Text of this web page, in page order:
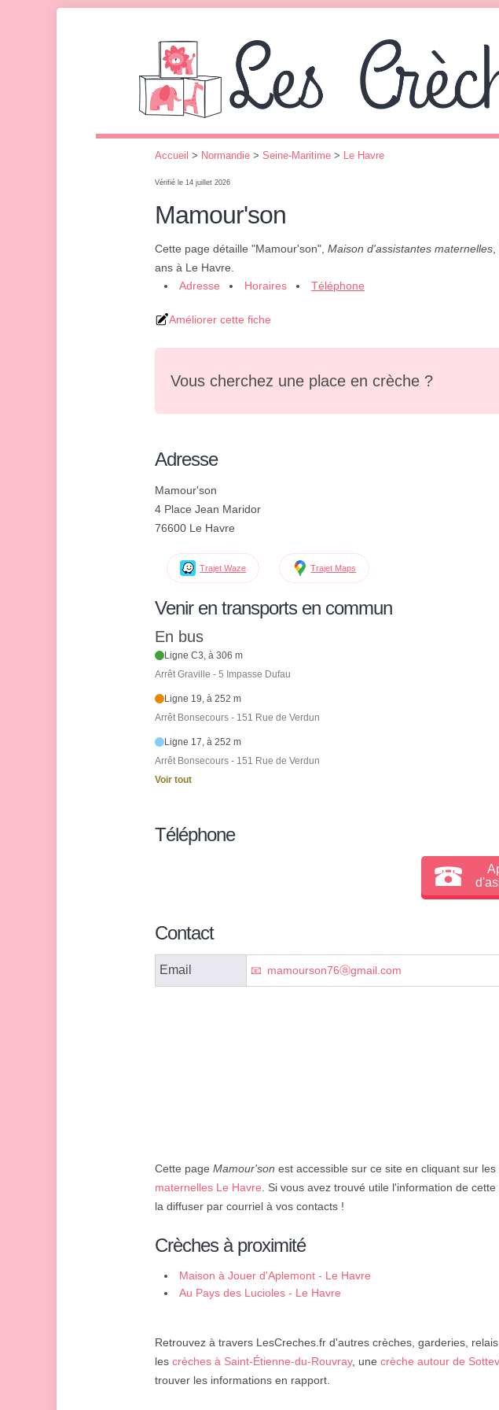
Accueil > Normandie > Seine-Maritime > Le Havre
Vérifié le 14 juillet 2026
Mamour'son
Cette page détaille "Mamour'son", Maison d'assistantes maternelles
ans à Le Havre.
Adresse
Horaires Téléphone
Améliorer cette fiche
Vous cherchez une place en crèche ?
Adresse
Mamour'son
4 Place Jean Maridor
76600 Le Havre
Trajet Waze Trajet Maps
Venir en transports en commun
En bus
Ligne C3, à 306 m
Arrêt Graville - 5 Impasse Dufau
Ligne 19, à 252 m
Arrêt Bonsecours - 151 Rue de Verdun
Ligne 17, à 252 m
Arrêt Bonsecours - 151 Rue de Verdun
Voir tout
Téléphone
Contact
Email mamourson76ⓐgmail.com
Cette page Mamour'son est accessible sur ce site en cliquant sur
maternelles Le Havre. Si vous avez trouvé utile l'information de
la diffuser par courriel à vos contacts !
Crèches à proximité
Maison à Jouer d'Aplemont - Le Havre
Au Pays des Lucioles - Le Havre
Retrouvez à travers LesCreches.fr d'autres crèches, garderies,
les crèches à Saint-Étienne-du-Rouvray, une crèche autour de
trouver les informations en rapport.